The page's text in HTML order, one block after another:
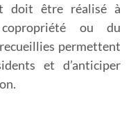
doit être réalisé à
ou du
permettent
et d’anticiper